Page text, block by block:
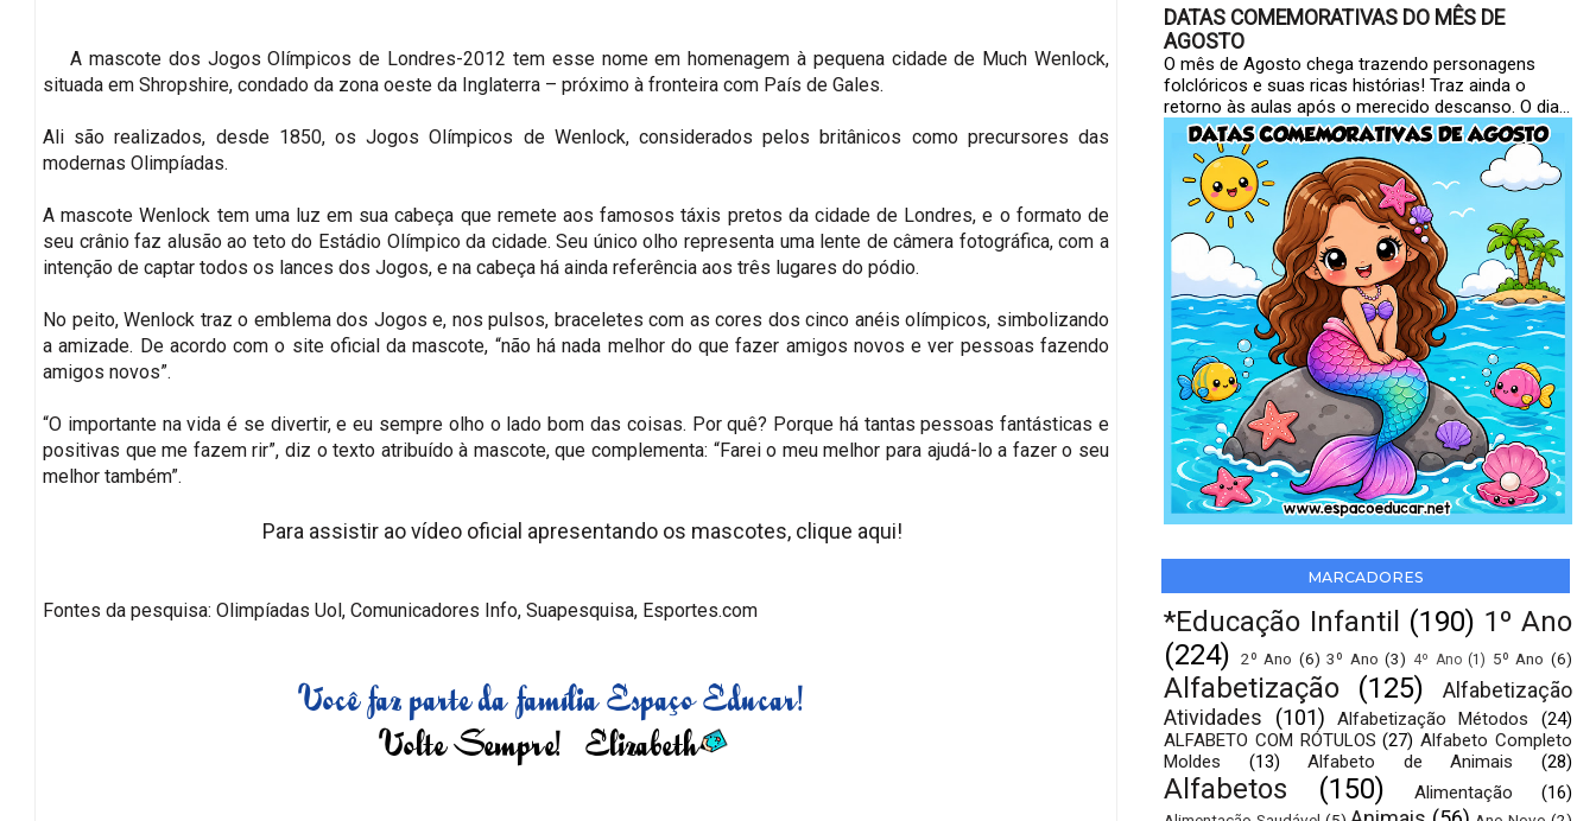
A mascote dos Jogos Olímpicos de Londres-2012 tem esse nome em homenagem à pequena cidade de Much Wenlock,
situada em Shropshire, condado da zona oeste da Inglaterra – próximo à fronteira com País de Gales.
Ali são realizados, desde 1850, os Jogos Olímpicos de Wenlock, considerados pelos britânicos como precursores das
modernas Olimpíadas.
A mascote Wenlock tem uma luz em sua cabeça que remete aos famosos táxis pretos da cidade de Londres, e o formato de
seu crânio faz alusão ao teto do Estádio Olímpico da cidade. Seu único olho representa uma lente de câmera fotográfica, com a
intenção de captar todos os lances dos Jogos, e na cabeça há ainda referência aos três lugares do pódio.
No peito, Wenlock traz o emblema dos Jogos e, nos pulsos, braceletes com as cores dos cinco anéis olímpicos, simbolizando
a amizade. De acordo com o site oficial da mascote, “não há nada melhor do que fazer amigos novos e ver pessoas fazendo
amigos novos”.
“O importante na vida é se divertir, e eu sempre olho o lado bom das coisas. Por quê? Porque há tantas pessoas fantásticas e
positivas que me fazem rir”, diz o texto atribuído à mascote, que complementa: “Farei o meu melhor para ajudá-lo a fazer o seu
melhor também”.
Para assistir ao vídeo oficial apresentando os mascotes, clique aqui!
Fontes da pesquisa: Olimpíadas Uol, Comunicadores Info, Suapesquisa, Esportes.com
DATAS COMEMORATIVAS DO MÊS DE
AGOSTO
O mês de Agosto chega trazendo personagens
folclóricos e suas ricas histórias! Traz ainda o
retorno às aulas após o merecido descanso. O dia...
MARCADORES
*Educação Infantil (190) 1º Ano
(224)
2º Ano (6) 3º Ano (3) 4º Ano (1) 5º Ano (6)
Alfabetização (125)
Alfabetização
Atividades
(101) Alfabetização Métodos
(24)
ALFABETO COM RÓTULOS (27) Alfabeto Completo
Moldes
(13) Alfabeto de Animais (28)
Alfabetos (150) Alimentação (16)